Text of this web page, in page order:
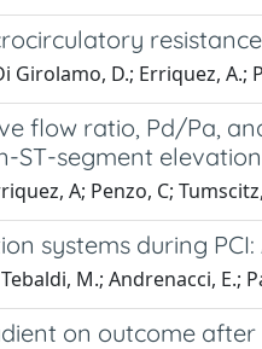
Girolamo, D.; Erriquez, A.;
flow ratio, Pd/Pa,
ST-segment
A; Penzo, C;
systems during
M.; Andrenacci, E.;
on outcome after